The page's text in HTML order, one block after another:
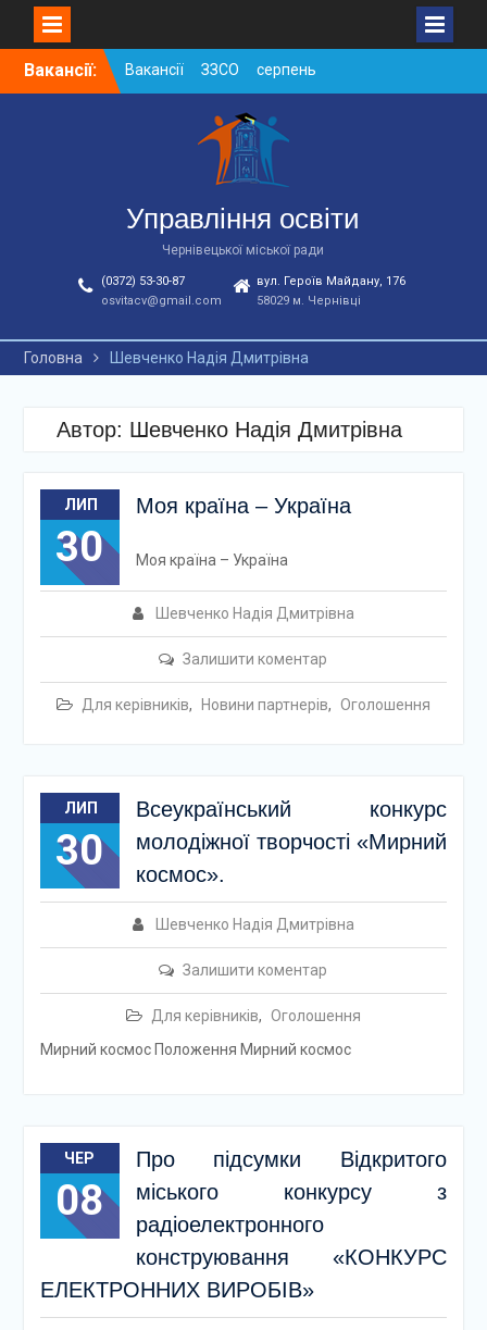
SkipВакансії:
Вакансії ЗЗСО серпень
2026
Вакансії ЗЗСО червень
Вакансії у ЗДО та
дошкільних підрозділах
ЗЗСО станом на
01.08.2026 р.
Управління освіти
Чернівецької міської ради
(0372) 53-30-87
osvitacv@gmail.com
вул. Героїв Майдану, 176
58029 м. Чернівці
Головна Шевченко Надія Дмитрівна
Автор: Шевченко Надія Дмитрівна
ЛИП
30
Моя країна – Україна
Шевченко Надія Дмитрівна
Залишити коментар
Для керівників, Новини партнерів, Оголошення
Моя країна – Україна
ЛИП
30
Всеукраїнський конкурс
молодіжної творчості «Мирний
космос».
Шевченко Надія Дмитрівна
Залишити коментар
Для керівників, Оголошення
Мирний космос Положення Мирний космос
ЧЕР
08
Про підсумки Відкритого
міського конкурсу з
радіоелектронного
конструювання «КОНКУРС
ЕЛЕКТРОННИХ ВИРОБІВ»